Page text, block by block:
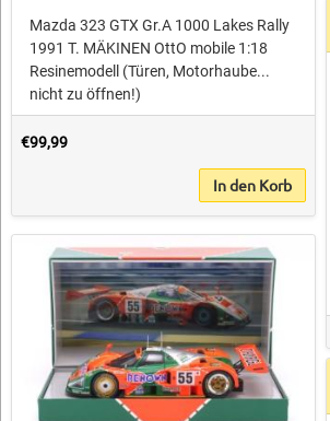
Mazda 323 GTX Gr.A 1000 Lakes Rally
1991 T. MÄKINEN OttO mobile 1:18
Resinemodell (Türen, Motorhaube...
nicht zu öffnen!)
€99,99
In den Korb